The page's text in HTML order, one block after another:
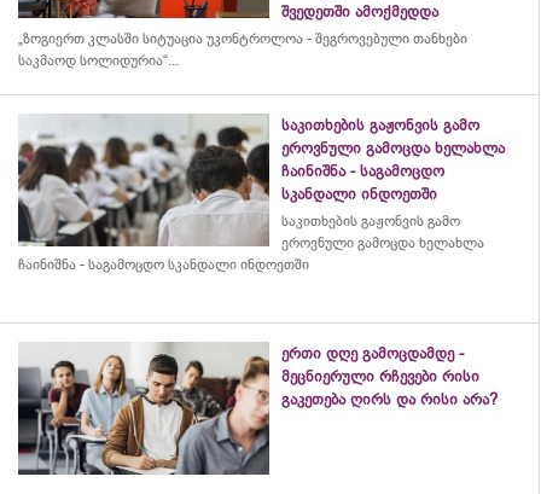
შვედეთში ამოქმედდა
„ზოგიერთ კლასში სიტუაცია უკონტროლოა - შეგროვებული თანხები
საკმაოდ სოლიდურია“...
საკითხების გაჟონვის გამო
ეროვნული გამოცდა ხელახლა
ჩაინიშნა - საგამოცდო
სკანდალი ინდოეთში
საკითხების გაჟონვის გამო
ეროვნული გამოცდა ხელახლა
ჩაინიშნა - საგამოცდო სკანდალი ინდოეთში
ერთი დღე გამოცდამდე -
მეცნიერული რჩევები რისი
გაკეთება ღირს და რისი არა?